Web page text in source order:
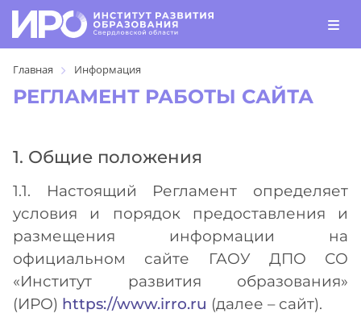
Главная Информация
РЕГЛАМЕНТ РАБОТЫ САЙТА
1. Общие положения
1.1. Настоящий Регламент определяет
условия и порядок предоставления и
размещения информации на
официальном сайте ГАОУ ДПО СО
«Институт развития образования»
(ИРО) https://www.irro.ru (далее – сайт).